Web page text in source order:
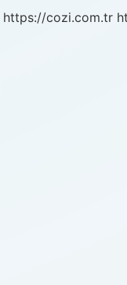
https://cozi.com.tr